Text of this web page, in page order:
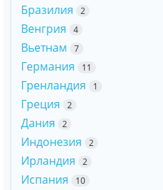
Бразилия 2
Венгрия 4
Вьетнам 7
Германия 11
Гренландия 1
Греция 2
Дания 2
Индонезия 2
Ирландия 2
Испания 10